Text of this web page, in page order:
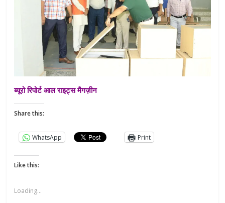
ब्यूरो रिपोर्ट आल राइट्स मैगज़ीन
Share this:
WhatsApp Print
Like this:
Loading...